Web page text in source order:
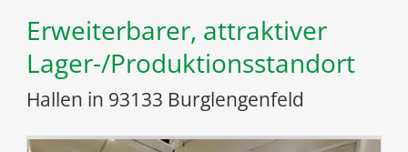
Erweiterbarer, attraktiver
Lager-/Produktionsstandort
Hallen in 93133 Burglengenfeld